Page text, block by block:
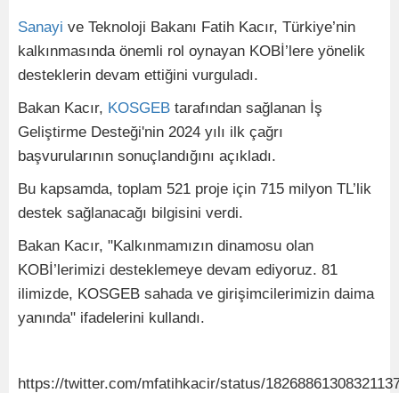
Sanayi ve Teknoloji Bakanı Fatih Kacır, Türkiye’nin
kalkınmasında önemli rol oynayan KOBİ’lere yönelik
desteklerin devam ettiğini vurguladı.
Bakan Kacır, KOSGEB tarafından sağlanan İş
Geliştirme Desteği'nin 2024 yılı ilk çağrı
başvurularının sonuçlandığını açıkladı.
Bu kapsamda, toplam 521 proje için 715 milyon TL’lik
destek sağlanacağı bilgisini verdi.
Bakan Kacır, "Kalkınmamızın dinamosu olan
KOBİ’lerimizi desteklemeye devam ediyoruz. 81
ilimizde, KOSGEB sahada ve girişimcilerimizin daima
yanında" ifadelerini kullandı.
https://twitter.com/mfatihkacir/status/